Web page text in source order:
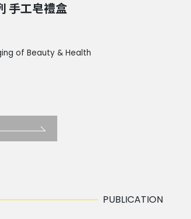
手工皂禮盒
of Beauty & Health
PUBLICATION